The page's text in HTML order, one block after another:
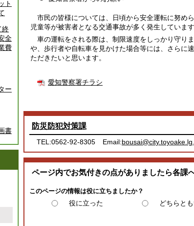
ト
終
全
費
ー
書
市民の皆様については、日頃から安全運転に努め
児童等が被害者となる交通事故が多く発生しています
車の運転をされる際は、制限速度をしっかり守り
や、歩行者や自転車を見かけた場合等には、さらに
ただきたいと思います。
愛知警察署チラシ
防災防犯対策課
TEL:0562-92-8305 Email:
ページ内でお気付きの点がありましたら各課
このページの情報は役に立ちましたか？
役に立った どちらと